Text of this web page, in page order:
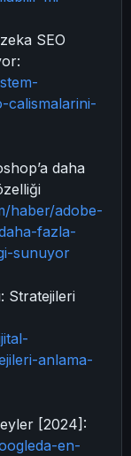
SEO
calismalarini-
daha
haber/adobe-
fazla-
sunuyor
Stratejileri
anlama-
[2024]:
en-